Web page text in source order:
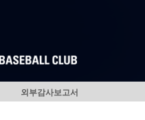
외부감사보고서